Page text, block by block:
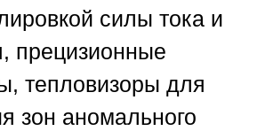
силы тока и
прецизионные
тепловизоры для
зон аномального